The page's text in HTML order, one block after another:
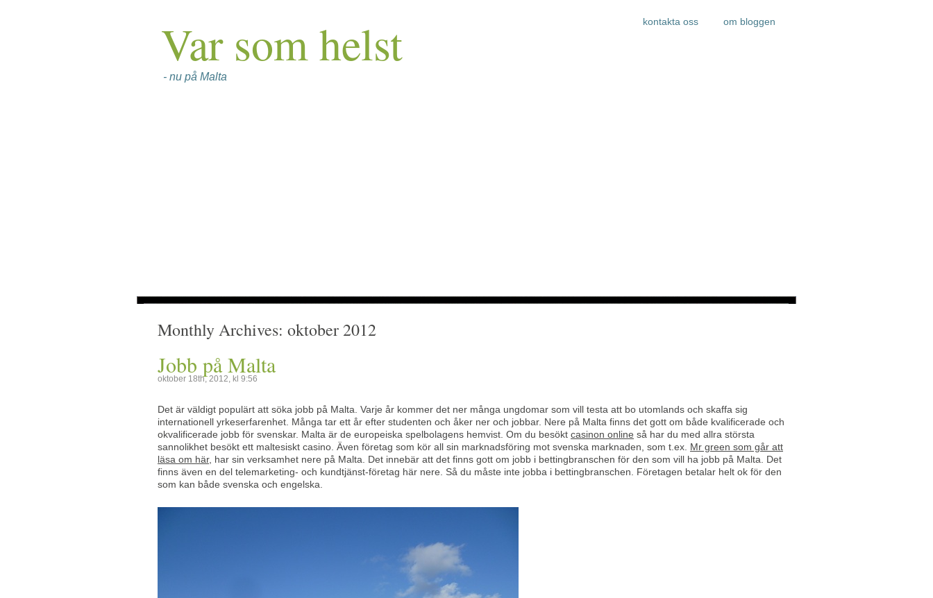
kontakta oss om bloggen
Var som helst
- nu på Malta
Monthly Archives: oktober 2012
Jobb på Malta
oktober 18th, 2012, kl 9:56
Det är väldigt populärt att söka jobb på Malta. Varje år kommer det ner många ungdomar som vill testa att bo utomlands och skaffa sig
internationell yrkeserfarenhet. Många tar ett år efter studenten och åker ner och jobbar. Nere på Malta finns det gott om både kvalificerade och
okvalificerade jobb för svenskar. Malta är de europeiska spelbolagens hemvist. Om du besökt casinon online så har du med allra största
sannolikhet besökt ett maltesiskt casino. Även företag som kör all sin marknadsföring mot svenska marknaden, som t.ex. Mr green som går att
läsa om här, har sin verksamhet nere på Malta. Det innebär att det finns gott om jobb i bettingbranschen för den som vill ha jobb på Malta. Det
finns även en del telemarketing- och kundtjänst-företag här nere. Så du måste inte jobba i bettingbranschen. Företagen betalar helt ok för den
som kan både svenska och engelska.